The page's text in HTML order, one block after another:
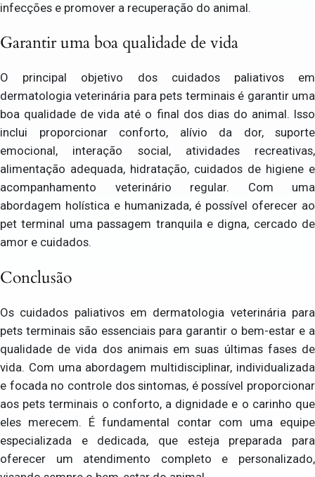
infecções e promover a recuperação do animal.
Garantir uma boa qualidade de vida
O principal objetivo dos cuidados paliativos em
dermatologia veterinária para pets terminais é garantir uma
boa qualidade de vida até o final dos dias do animal. Isso
inclui proporcionar conforto, alívio da dor, suporte
emocional, interação social, atividades recreativas,
alimentação adequada, hidratação, cuidados de higiene e
acompanhamento veterinário regular. Com uma
abordagem holística e humanizada, é possível oferecer ao
pet terminal uma passagem tranquila e digna, cercado de
amor e cuidados.
Conclusão
Os cuidados paliativos em dermatologia veterinária para
pets terminais são essenciais para garantir o bem-estar e a
qualidade de vida dos animais em suas últimas fases de
vida. Com uma abordagem multidisciplinar, individualizada
e focada no controle dos sintomas, é possível proporcionar
aos pets terminais o conforto, a dignidade e o carinho que
eles merecem. É fundamental contar com uma equipe
especializada e dedicada, que esteja preparada para
oferecer um atendimento completo e personalizado,